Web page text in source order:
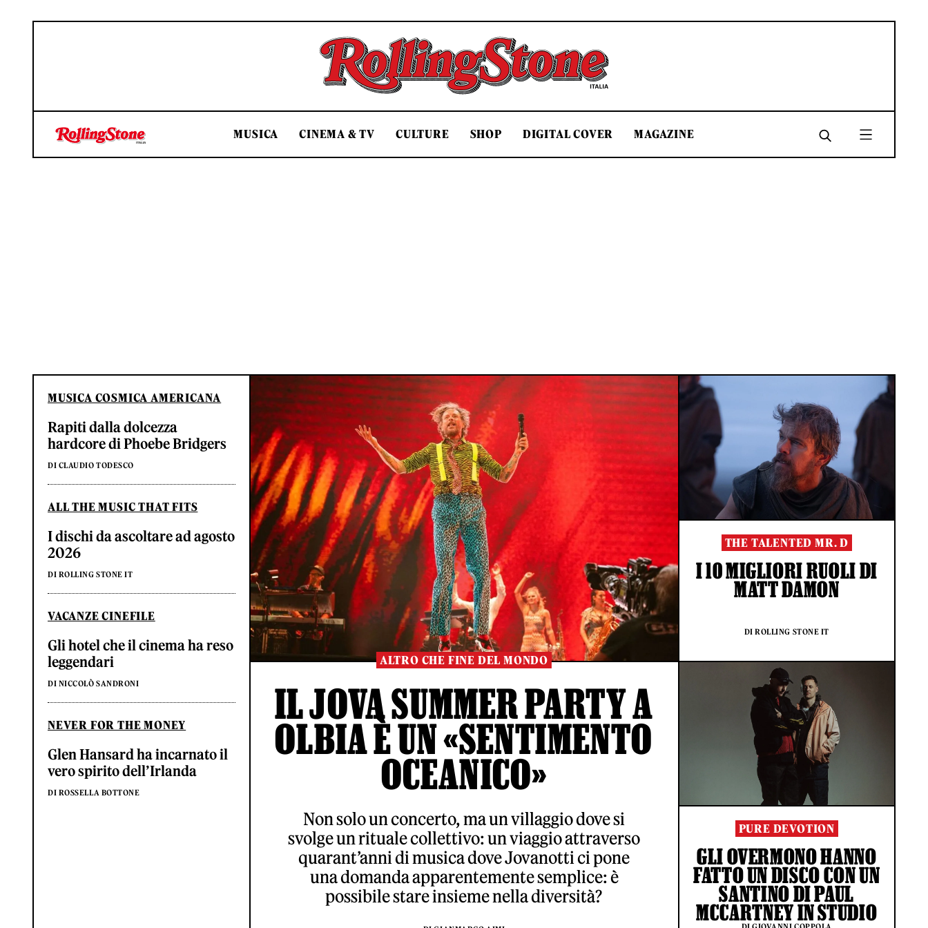
Rolling Stone Italia
MUSICA CINEMA & TV CULTURE SHOP DIGITAL COVER MAGAZINE
MUSICA COSMICA AMERICANA
Rapiti dalla dolcezza
hardcore di Phoebe Bridgers
DI CLAUDIO TODESCO
ALL THE MUSIC THAT FITS
I dischi da ascoltare ad agosto
2026
DI ROLLING STONE IT
VACANZE CINEFILE
Gli hotel che il cinema ha reso
leggendari
DI NICCOLÒ SANDRONI
NEVER FOR THE MONEY
Glen Hansard ha incarnato il
vero spirito dell’Irlanda
DI ROSSELLA BOTTONE
ALTRO CHE FINE DEL MONDO
IL JOVA SUMMER PARTY A
OLBIA È UN «SENTIMENTO
OCEANICO»
Non solo un concerto, ma un villaggio dove si
svolge un rituale collettivo: un viaggio attraverso
quarant’anni di musica dove Jovanotti ci pone
una domanda apparentemente semplice: è
possibile stare insieme nella diversità?
THE TALENTED MR. D
I 10 MIGLIORI RUOLI DI
MATT DAMON
DI ROLLING STONE IT
PURE DEVOTION
GLI OVERMONO HANNO
FATTO UN DISCO CON UN
SANTINO DI PAUL
MCCARTNEY IN STUDIO